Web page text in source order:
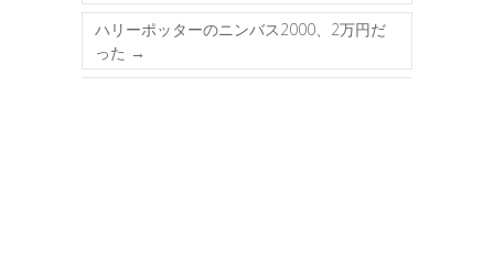
ハリーポッターのニンバス2000、2万円だ
った →